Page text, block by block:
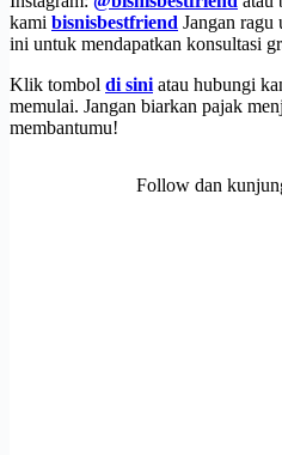
kami bisnisbestfriend Jangan
ini untuk mendapatkan konsultasi
Klik tombol di sini atau hubungi
memulai. Jangan biarkan pajak
membantumu!
Follow dan